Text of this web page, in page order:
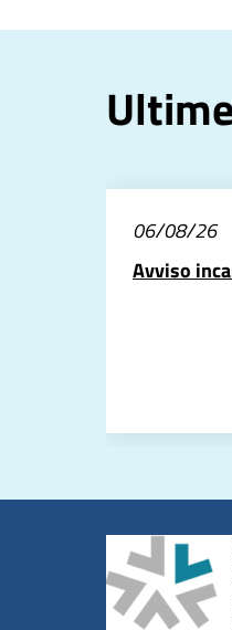
06/08/26
Avviso